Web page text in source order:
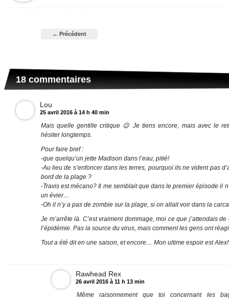
← Précédent
18 commentaires
Lou
25 avril 2016 à 14 h 40 min
Mais quelle gentille critique 😉 Je tiens encore, mais avec le
hésiter longtemps.
Pour faire bref :
-que quelqu’un jette Madison dans l’eau, pitié!
-Au lieu de s’enfoncer dans les terres, pourquoi ils ne vident pas
bord de la plage ?
-Travis est mécano? Il me semblait que dans le premier épisode il
un évier…
-Oh il n’y a pas de zombie sur la plage, si on allait voir dans la
Je m’arrête là. C’est vraiment dommage, moi ce que j’attendais
l’épidémie. Pas la source du virus, mais comment les gens ont
Tout a été dit en une saison, et encore… Mon ultime espoir est Alex!
Rawhead Rex
26 avril 2016 à 11 h 13 min
Même raisonnement que toi concernant les